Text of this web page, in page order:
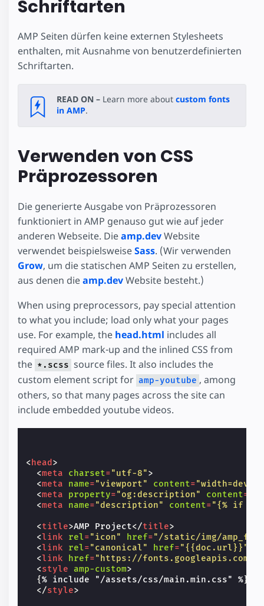
Schriftarten
AMP Seiten dürfen keine externen Stylesheets
enthalten, mit Ausnahme von benutzerdefinierten
Schriftarten.
READ ON – Learn more about custom fonts
in AMP.
Verwenden von CSS
Präprozessoren
Die generierte Ausgabe von Präprozessoren
funktioniert in AMP genauso gut wie auf jeder
anderen Webseite. Dieamp.devWebsite
verwendet beispielsweiseSass. (Wir verwenden
Grow, um die statischen AMP Seiten zu erstellen,
aus denen dieamp.devWebsite besteht.)
When using preprocessors, pay special attention
to what you include; load only what your pages
use. For example, the head.html includes all
required AMP mark-up and the inlined CSS from
the *.scss source files. It also includes the
custom element script for amp-youtube , among
others, so that many pages across the site can
include embedded youtube videos.
< head >
<meta charset="utf-8">
<meta name="viewport" content=
<meta property="og:description" content=
<meta name="description" content="{% if
<title>AMP Project</title>
<link rel="icon" href="/static/img/
<link rel="canonical" href="{{doc.url}}"
<link href="https://fonts.googleapis.com/
<style amp-custom>
{% include "/assets/css/main.min.css" %}
</style>